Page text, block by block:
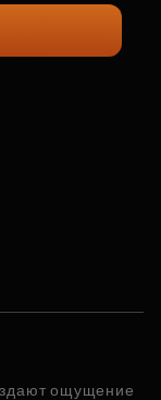
ощущение